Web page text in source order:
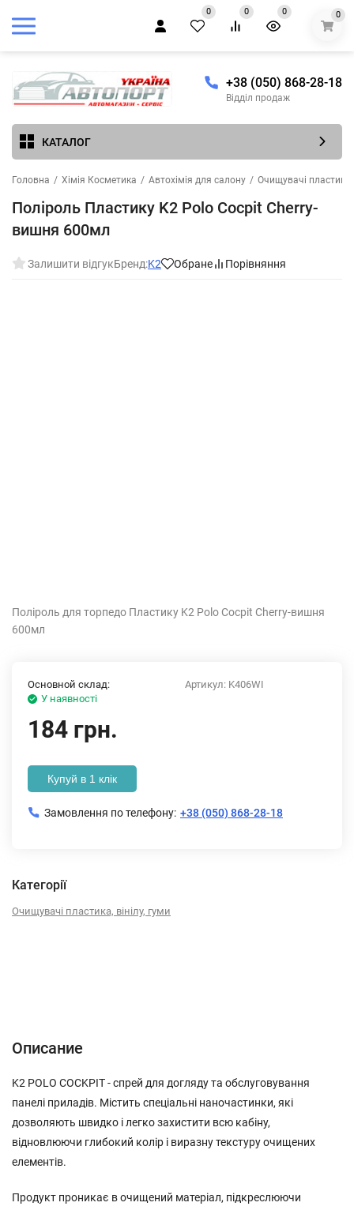
0 0 0 0
+38 (050) 868-28-18
Відділ продаж
КАТАЛОГ
Головна / Хімія Косметика / Автохімія для салону / Очищувачі пластика,
Поліроль Пластику K2 Polo Cocpit Cherry-
вишня 600мл
Залишити відгукБренд:K2 Обране Порівняння
Поліроль для торпедо Пластику K2 Polo Cocpit Cherry-вишня
600мл
Артикул: K406WI
Основной склад:
У наявності
184 грн.
Купуй в 1 клік
Замовлення по телефону: +38 (050) 868-28-18
Категорії
Очищувачі пластика, вінілу, гуми
Описание
K2 POLO COCKPIT - спрей для догляду та обслуговування
панелі приладів. Містить спеціальні наночастинки, які
дозволяють швидко і легко захистити всю кабіну,
відновлюючи глибокий колір і виразну текстуру очищених
елементів.
Продукт проникає в очищений матеріал, підкреслюючи